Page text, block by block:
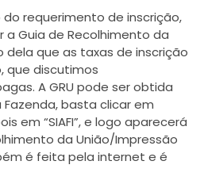
requerimento de inscrição,
a Guia de Recolhimento da
dela que as taxas de inscrição
que discutimos
A GRU pode ser obtida
basta clicar em
em “SIAFI”, e logo aparecerá
da União/Impressão
é feita pela internet e é